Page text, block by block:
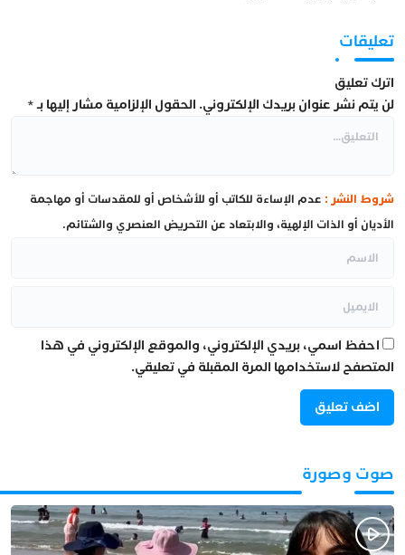
تعليقات
اترك تعليق
لن يتم نشر عنوان بريدك الإلكتروني. الحقول الإلزامية مشار إليها بـ*
شروط النشر : عدم الإساءة للكاتب أو للأشخاص أو للمقدسات أو مهاجمة
الأديان أو الذات الإلهية، والابتعاد عن التحريض العنصري والشتائم.
احفظ اسمي، بريدي الإلكتروني، والموقع الإلكتروني في هذا
المتصفح لاستخدامها المرة المقبلة في تعليقي.
صوت وصورة